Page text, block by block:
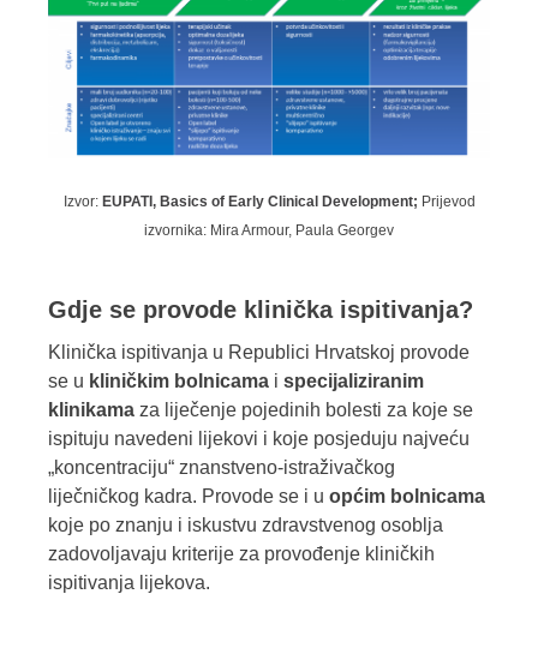
Izvor: EUPATI, Basics of Early Clinical Development; Prijevod
izvornika: Mira Armour, Paula Georgev
Gdje se provode klinička ispitivanja?
Klinička ispitivanja u Republici Hrvatskoj provode
se u kliničkim bolnicama i specijaliziranim
klinikama za liječenje pojedinih bolesti za koje se
ispituju navedeni lijekovi i koje posjeduju najveću
„koncentraciju“ znanstveno-istraživačkog
liječničkog kadra. Provode se i u općim bolnicama
koje po znanju i iskustvu zdravstvenog osoblja
zadovoljavaju kriterije za provođenje kliničkih
ispitivanja lijekova.